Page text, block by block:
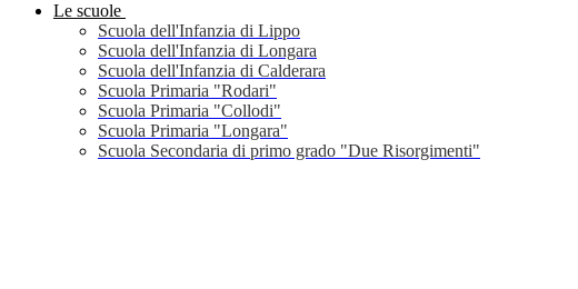
Le scuole
Scuola dell'Infanzia di Lippo
Scuola dell'Infanzia di Longara
Scuola dell'Infanzia di Calderara
Scuola Primaria "Rodari"
Scuola Primaria "Collodi"
Scuola Primaria "Longara"
Scuola Secondaria di primo grado "Due Risorgimenti"